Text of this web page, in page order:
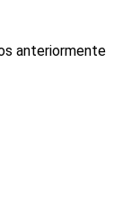
anteriormente